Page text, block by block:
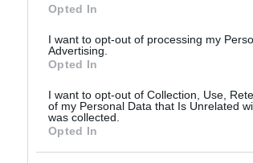
Opted In
I want to opt-out of processing my
Advertising.
Opted In
I want to opt-out of Collection, Use,
of my Personal Data that Is Unrelated
was collected.
Opted In
Ούτε καν... 50
Ντέιβις)